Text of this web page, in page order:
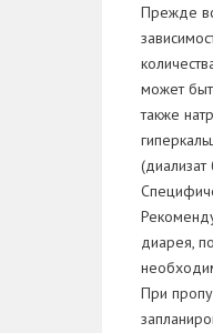
Прежде
может
также
(диализат
диарея,
При